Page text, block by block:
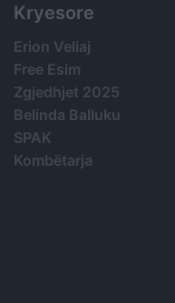
Kryesore
Erion Veliaj
Free Esim
Zgjedhjet 2025
Belinda Balluku
SPAK
Kombëtarja